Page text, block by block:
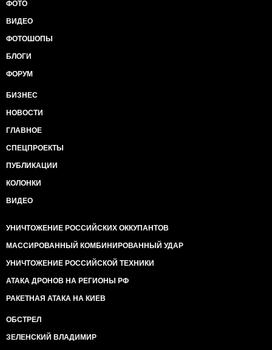
ФОТО
ВИДЕО
ФОТОШОПЫ
БЛОГИ
ФОРУМ
БИЗНЕС
НОВОСТИ
ГЛАВНОЕ
СПЕЦПРОЕКТЫ
ПУБЛИКАЦИИ
КОЛОНКИ
ВИДЕО
УНИЧТОЖЕНИЕ РОССИЙСКИХ ОККУПАНТОВ
МАССИРОВАННЫЙ КОМБИНИРОВАННЫЙ УДАР
УНИЧТОЖЕНИЕ РОССИЙСКОЙ ТЕХНИКИ
АТАКА ДРОНОВ НА РЕГИОНЫ РФ
РАКЕТНАЯ АТАКА НА КИЕВ
ОБСТРЕЛ
ЗЕЛЕНСКИЙ ВЛАДИМИР